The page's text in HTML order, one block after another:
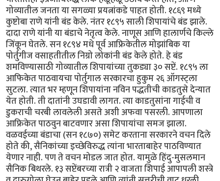
गोव्यातील जनता या सगळ्या प्रयत्नांकडे पाहत होती. १८६९ मध्ये
कुष्टोबा राणे यांनी बंड केले. नंतर १८९५ साली शिपायांचे बंड झाले.
दादा राणे यांनी या बंडाचे नेतृत्व केले. नाणूस आणि हालार्णचे किल्ले
जिंकून घेतले. सन १८९४ मधे पूर्व आफ्रिकेतील मोझांबिक या
पोर्तुगीज वसाहतीतील निग्रो लोकांनी बंड केले होते. हे बंड
शमविण्यासाठी गोव्यातील शिपायांच्या तुकड्या ३० सप्टें. १८९५ ला
आफिकेत पाठवायचा पोर्तुगाल सरकारचा हुकुम २६ ऑगस्ट्ला
सुटला. त्यात भर म्हणून शिपायांना नविन पद्धतीची काडतुसे देन्यात
येत होती. ती दातांनी उघडावी लागत. त्या काडतुसांना गाईची व
डुकराची चरबी लावलेली असते अशी अफवा पसरली. आपणाला
आफ्रिकेत पाठवुन बाटवणार असा शिपायांचा समज झाला.
वळवईच्या बंडाचा (सन १८७०) समेट करताना सरकारने वचन दिले
होते की, सैनिकांच्या इच्छेविरुद्ध त्यांना भारताबाहेर पाठविण्यात
येणार नाही. पण ते वचन मोडल जात होत. यामुळे हिंदु-मुसलमान
सैनिक बिथरले. १३ सप्टेंबरच्या रात्री २ वाजता शिपाई आपापली शस्त्रे